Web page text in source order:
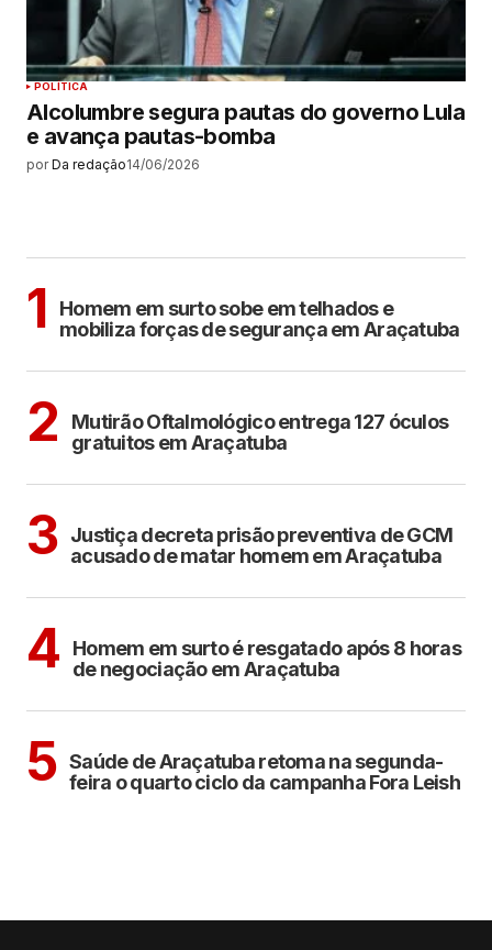
POLÍTICA
Alcolumbre segura pautas do governo Lula
e avança pautas-bomba
por Da redação14/06/2026
1
Homem em surto sobe em telhados e
mobiliza forças de segurança em Araçatuba
2
Mutirão Oftalmológico entrega 127 óculos
gratuitos em Araçatuba
3 Justiça decreta prisão preventiva de GCM
acusado de matar homem em Araçatuba
4
Homem em surto é resgatado após 8 horas
de negociação em Araçatuba
5 Saúde de Araçatuba retoma na segunda-
feira o quarto ciclo da campanha Fora Leish